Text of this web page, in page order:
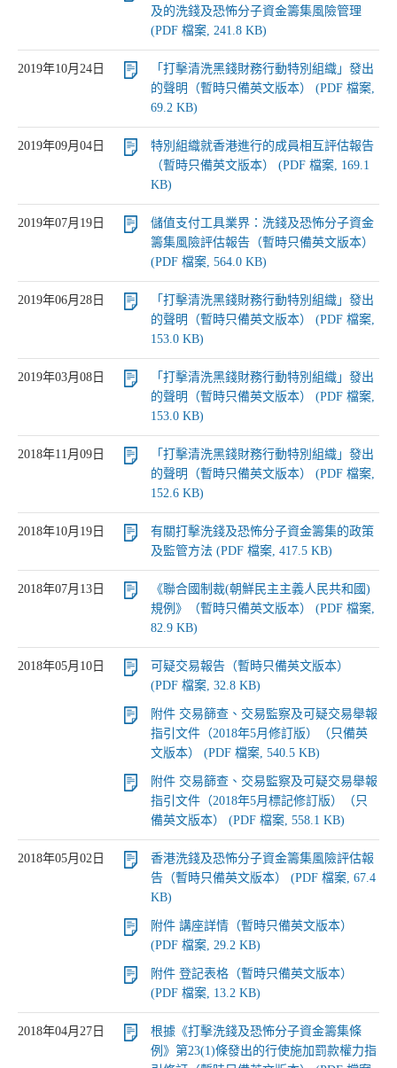
及的洗錢及恐怖分子資金籌集風險管理
(PDF 檔案, 241.8 KB)
2019年10月24日
「打擊清洗黑錢財務行動特別組織」發出
的聲明（暫時只備英文版本） (PDF 檔案,
69.2 KB)
2019年09月04日
特別組織就香港進行的成員相互評估報告
（暫時只備英文版本） (PDF 檔案, 169.1
KB)
2019年07月19日
儲值支付工具業界：洗錢及恐怖分子資金
籌集風險評估報告（暫時只備英文版本）
(PDF 檔案, 564.0 KB)
2019年06月28日
「打擊清洗黑錢財務行動特別組織」發出
的聲明（暫時只備英文版本） (PDF 檔案,
153.0 KB)
2019年03月08日
「打擊清洗黑錢財務行動特別組織」發出
的聲明（暫時只備英文版本） (PDF 檔案,
153.0 KB)
2018年11月09日
「打擊清洗黑錢財務行動特別組織」發出
的聲明（暫時只備英文版本） (PDF 檔案,
152.6 KB)
2018年10月19日
有關打擊洗錢及恐怖分子資金籌集的政策
及監管方法 (PDF 檔案, 417.5 KB)
2018年07月13日
《聯合國制裁(朝鮮民主主義人民共和國)
規例》（暫時只備英文版本） (PDF 檔案,
82.9 KB)
2018年05月10日
可疑交易報告（暫時只備英文版本）
(PDF 檔案, 32.8 KB)
附件 交易篩查、交易監察及可疑交易舉報
指引文件（2018年5月修訂版）（只備英
文版本） (PDF 檔案, 540.5 KB)
附件 交易篩查、交易監察及可疑交易舉報
指引文件（2018年5月標記修訂版）（只
備英文版本） (PDF 檔案, 558.1 KB)
2018年05月02日
香港洗錢及恐怖分子資金籌集風險評估報
告（暫時只備英文版本） (PDF 檔案, 67.4
KB)
附件 講座詳情（暫時只備英文版本）
(PDF 檔案, 29.2 KB)
附件 登記表格（暫時只備英文版本）
(PDF 檔案, 13.2 KB)
2018年04月27日
根據《打擊洗錢及恐怖分子資金籌集條
例》第23(1)條發出的行使施加罰款權力指